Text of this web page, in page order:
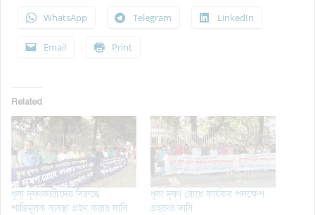
WhatsApp Telegram LinkedIn
Email Print
Related
ধূলা দূষণকারীদের বিরুদ্ধে
শাস্তিমূলক ব্যবস্থা গ্রহণ করার দাবি
ধূলা দূষণ রোধে কার্যকর পদক্ষেপ
গ্রহণের দাবি